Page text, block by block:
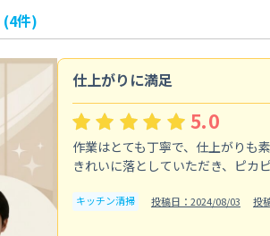
(4件)
仕上がりに満足
5.0
作業はとても丁寧で、仕上がりも
きれいに落としていただき、ピカ
キッチン清掃 投稿日：2024/08/03 投